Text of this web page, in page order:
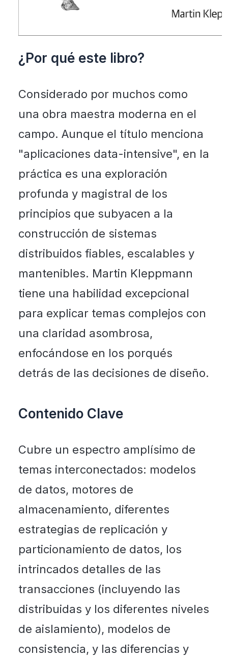
¿Por qué este libro?
Considerado por muchos como
una obra maestra moderna en el
campo. Aunque el título menciona
"aplicaciones data-intensive", en la
práctica es una exploración
profunda y magistral de los
principios que subyacen a la
construcción de sistemas
distribuidos fiables, escalables y
mantenibles. Martin Kleppmann
tiene una habilidad excepcional
para explicar temas complejos con
una claridad asombrosa,
enfocándose en los porqués
detrás de las decisiones de diseño.
Contenido Clave
Cubre un espectro amplísimo de
temas interconectados: modelos
de datos, motores de
almacenamiento, diferentes
estrategias de replicación y
particionamiento de datos, los
intrincados detalles de las
transacciones (incluyendo las
distribuidas y los diferentes niveles
de aislamiento), modelos de
consistencia, y las diferencias y